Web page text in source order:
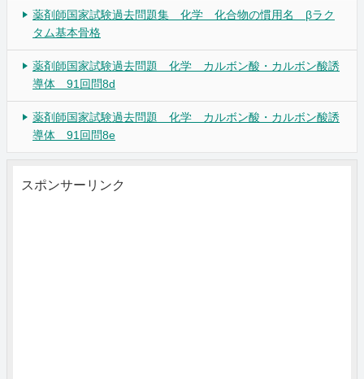
薬剤師国家試験過去問題集 化学 化合物の慣用名 βラク
タム基本骨格
薬剤師国家試験過去問題 化学 カルボン酸・カルボン酸誘
導体 91回問8d
薬剤師国家試験過去問題 化学 カルボン酸・カルボン酸誘
導体 91回問8e
スポンサーリンク